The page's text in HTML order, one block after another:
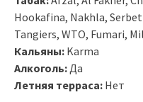
Hookafina, Nakhla,
Tangiers, WTO, Fumari,
Кальяны: Karma
Алкоголь: Да
Летняя терраса: Нет